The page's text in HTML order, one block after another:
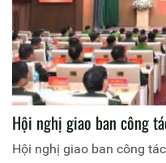
Hội nghị giao ban công
Hội nghị giao ban công